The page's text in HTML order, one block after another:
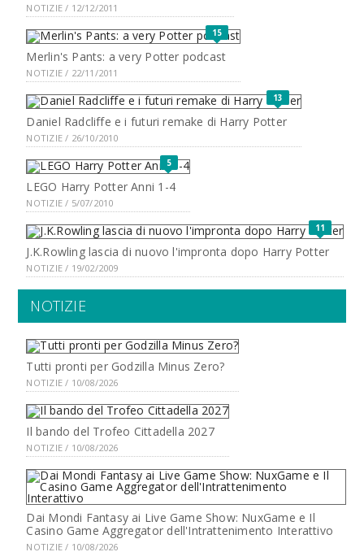
NOTIZIE / 12/12/2011
15
Merlin's Pants: a very Potter podcast
NOTIZIE / 22/11/2011
13
Daniel Radcliffe e i futuri remake di Harry Potter
NOTIZIE / 26/10/2010
5
LEGO Harry Potter Anni 1-4
NOTIZIE / 5/07/2010
11
J.K.Rowling lascia di nuovo l'impronta dopo Harry Potter
NOTIZIE / 19/02/2009
NOTIZIE
Tutti pronti per Godzilla Minus Zero?
NOTIZIE / 10/08/2026
Il bando del Trofeo Cittadella 2027
NOTIZIE / 10/08/2026
Dai Mondi Fantasy ai Live Game Show: NuxGame e Il
Casino Game Aggregator dell'Intrattenimento Interattivo
NOTIZIE / 10/08/2026